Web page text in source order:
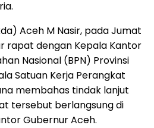
Aceh M Nasir, pada Jumat
rapat dengan Kepala Kantor
Nasional (BPN) Provinsi
Satuan Kerja Perangkat
membahas tindak lanjut
tersebut berlangsung di
Gubernur Aceh.